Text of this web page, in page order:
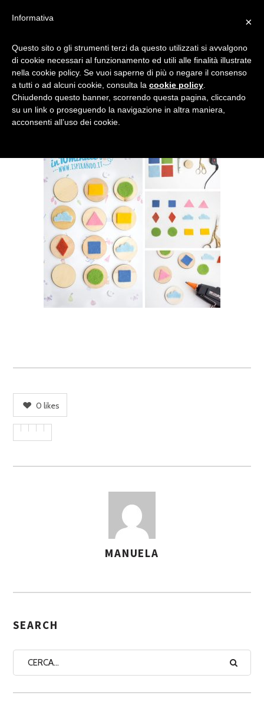
FOTO MEMORY
0 likes
S
G
A
U
MANUELA
SEARCH
×
Informativa
Questo sito o gli strumenti terzi da questo utilizzati si avvalgono
di cookie necessari al funzionamento ed utili alle finalità illustrate
nella cookie policy. Se vuoi saperne di più o negare il consenso
a tutti o ad alcuni cookie, consulta la cookie policy
Chiudendo questo banner, scorrendo questa pagina, cliccando
su un link o proseguendo la navigazione in altra maniera,
acconsenti all’uso dei cookie.